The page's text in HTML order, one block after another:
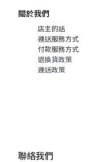
關於我們
店主的話
運送服務方式
付款服務方式
退換貨政策
運送政策
聯絡我們